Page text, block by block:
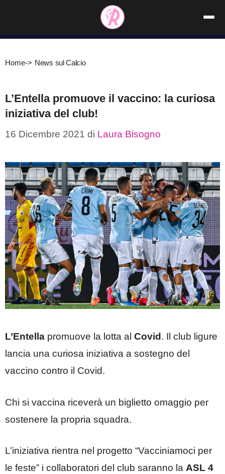
contenuto
Home-> News sul Calcio
L’Entella promuove il vaccino: la curiosa
iniziativa del club!
16 Dicembre 2021 di Laura Bisogno
L’Entella promuove la lotta al Covid . Il club ligure
lancia una curiosa iniziativa a sostegno del
vaccino contro il Covid.
Chi si vaccina riceverà un biglietto omaggio per
sostenere la propria squadra.
L’iniziativa rientra nel progetto “Vacciniamoci per
le feste” i collaboratori del club saranno la ASL 4